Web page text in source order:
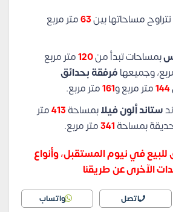
تتراوح مساحاتها بين63متر مربع
بمساحات تبدأ من120متر مربع
وجميعهامُرفقة بحدائق
144متر مربع و161متر مربع.
ستاند ألون فيلابمساحة413متر
بمساحة341متر مربع.
في نيوم المستقبل، وأنواع
الآخرى عن طريقنا
اتصل واتساب